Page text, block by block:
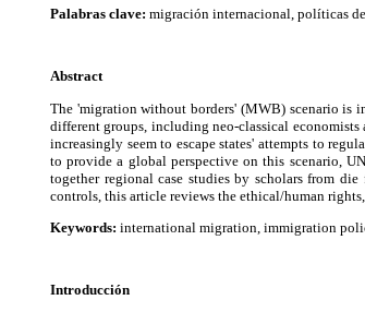
Palabras clave: migración internacional, políticas
Abstract
The 'migration without borders' (MWB) scenario is
different groups, including neo-classical
increasingly seem to escape states' attempts to
to provide a global perspective on this scenario,
together regional case studies by scholars from
controls, this article reviews the ethical/human
Keywords: international migration, immigration
Introducción